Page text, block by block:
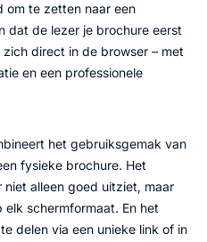
om te zetten naar een
dat de lezer je brochure eerst
direct in de browser – met
en een professionele
het gebruiksgemak van
fysieke brochure. Het
alleen goed uitziet, maar
schermformaat. En het
delen via een unieke link of in